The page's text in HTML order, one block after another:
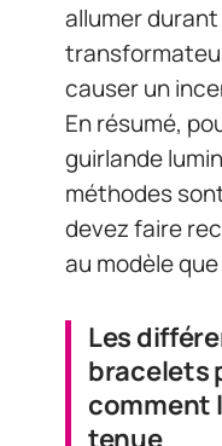
allumer
causer un
En résumé,
guirlande
méthodes
devez faire
au modèle
Les
bracelets
comment
tenue